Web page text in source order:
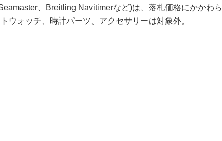
、Breitling Navitimerなど)は、落札価格にかかわら
ウォッチ、時計パーツ、アクセサリーは対象外。